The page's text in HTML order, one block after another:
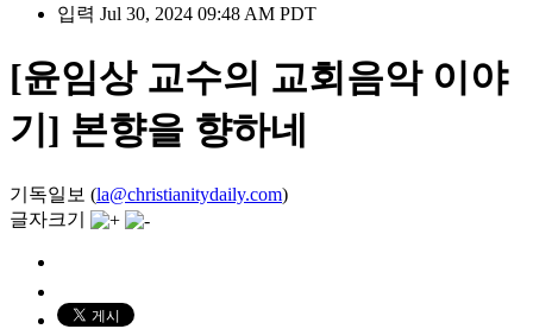
입력 Jul 30, 2024 09:48 AM PDT
[윤임상 교수의 교회음악 이야
기] 본향을 향하네
기독일보 (la@christianitydaily.com)
글자크기